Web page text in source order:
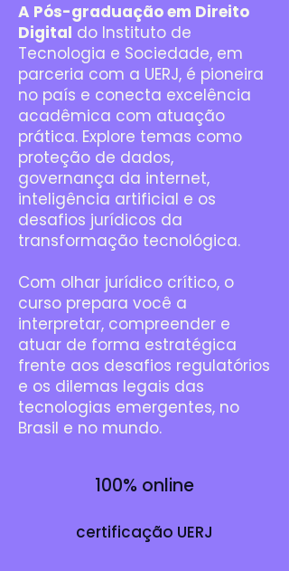
A Pós-graduação em Direito
Digital do Instituto de
Tecnologia e Sociedade, em
parceria com a UERJ, é pioneira
no país e conecta excelência
acadêmica com atuação
prática. Explore temas como
proteção de dados,
governança da internet,
inteligência artificial e os
desafios jurídicos da
transformação tecnológica.
Com olhar jurídico crítico, o
curso prepara você a
interpretar, compreender e
atuar de forma estratégica
frente aos desafios regulatórios
e os dilemas legais das
tecnologias emergentes, no
Brasil e no mundo.
100% online
certificação UERJ